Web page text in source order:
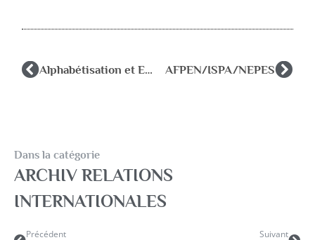
Alphabétisation et Education pour tous tout au long de la vie. AFPEN/ISPA/NEPES
Dans la catégorie
ARCHIV RELATIONS
INTERNATIONALES
Précédent Suivant